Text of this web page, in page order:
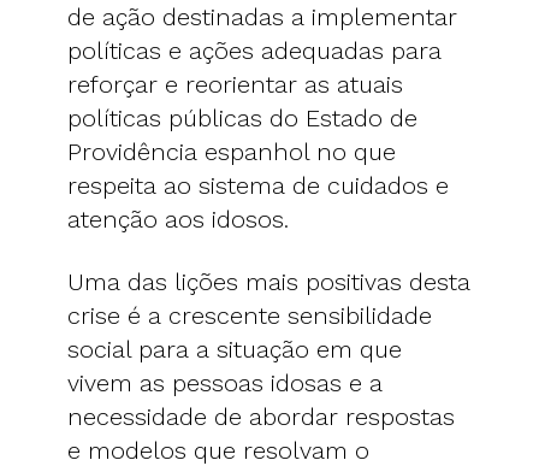
de ação destinadas a implementar
políticas e ações adequadas para
reforçar e reorientar as atuais
políticas públicas do Estado de
Providência espanhol no que
respeita ao sistema de cuidados e
atenção aos idosos.
Uma das lições mais positivas desta
crise é a crescente sensibilidade
social para a situação em que
vivem as pessoas idosas e a
necessidade de abordar respostas
e modelos que resolvam o